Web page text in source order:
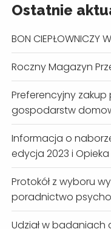
Ostatnie
BON CIEPŁOWNICZY
Roczny Magazyn
Preferencyjny
gospodarstw
Informacja o
edycja 2023 i
Protokół z wyboru
poradnictwo
Udział w badaniach